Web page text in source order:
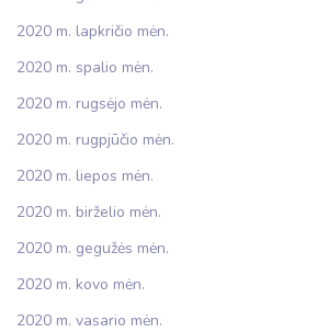
2020 m. lapkričio mėn.
2020 m. spalio mėn.
2020 m. rugsėjo mėn.
2020 m. rugpjūčio mėn.
2020 m. liepos mėn.
2020 m. birželio mėn.
2020 m. gegužės mėn.
2020 m. kovo mėn.
2020 m. vasario mėn.